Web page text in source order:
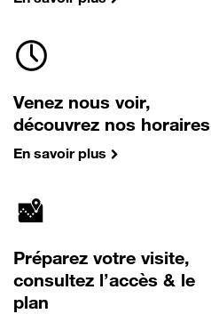
Venez nous voir,
découvrez nos horaires
En savoir plus
Préparez votre visite,
consultez l’accès & le
plan